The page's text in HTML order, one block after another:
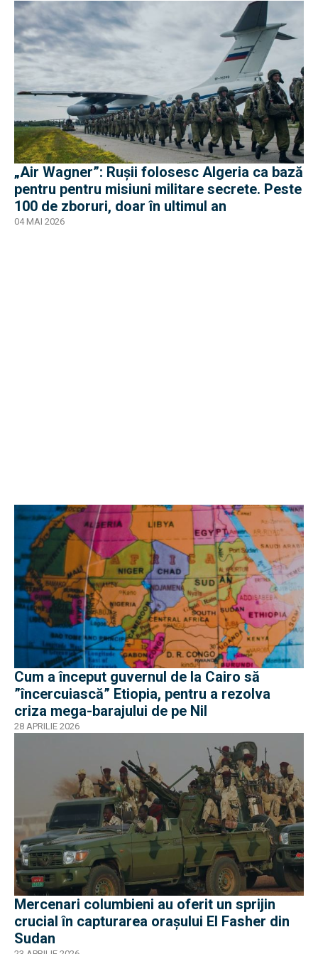
„Air Wagner”: Rușii folosesc Algeria ca bază
pentru pentru misiuni militare secrete. Peste
100 de zboruri, doar în ultimul an
04 MAI 2026
Cum a început guvernul de la Cairo să
”încercuiască” Etiopia, pentru a rezolva
criza mega-barajului de pe Nil
28 APRILIE 2026
Mercenari columbieni au oferit un sprijin
crucial în capturarea orașului El Fasher din
Sudan